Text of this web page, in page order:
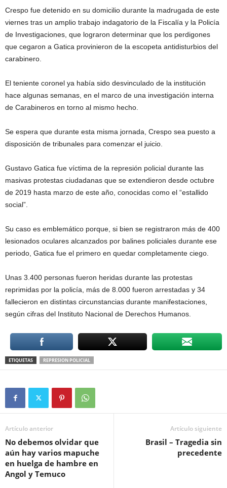
Crespo fue detenido en su domicilio durante la madrugada de este
viernes tras un amplio trabajo indagatorio de la Fiscalía y la Policía
de Investigaciones, que lograron determinar que los perdigones
que cegaron a Gatica provinieron de la escopeta antidisturbios del
carabinero.
El teniente coronel ya había sido desvinculado de la institución
hace algunas semanas, en el marco de una investigación interna
de Carabineros en torno al mismo hecho.
Se espera que durante esta misma jornada, Crespo sea puesto a
disposición de tribunales para comenzar el juicio.
Gustavo Gatica fue víctima de la represión policial durante las
masivas protestas ciudadanas que se extendieron desde octubre
de 2019 hasta marzo de este año, conocidas como el “estallido
social”.
Su caso es emblemático porque, si bien se registraron más de 400
lesionados oculares alcanzados por balines policiales durante ese
periodo, Gatica fue el primero en quedar completamente ciego.
Unas 3.400 personas fueron heridas durante las protestas
reprimidas por la policía, más de 8.000 fueron arrestadas y 34
fallecieron en distintas circunstancias durante manifestaciones,
según cifras del Instituto Nacional de Derechos Humanos.
ETIQUETAS REPRESION POLICIAL
Artículo anterior
No debemos olvidar que
aún hay varios mapuche
en huelga de hambre en
Angol y Temuco
Artículo siguiente
Brasil – Tragedia sin
precedente